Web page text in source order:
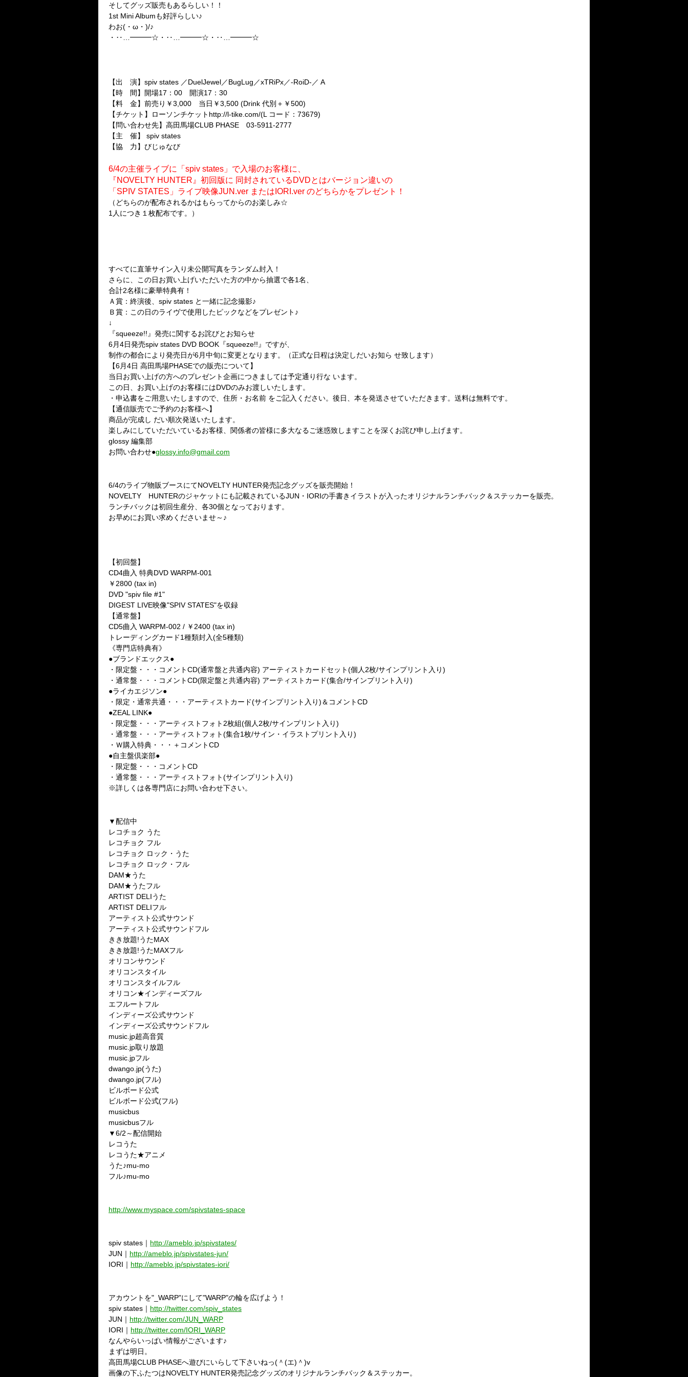
そしてグッズ販売もあるらしい！！
1st Mini Albumも好評らしい♪
わお(・ω・)/♪
・‥…━━━☆・‥…━━━☆・‥…━━━☆
【出 演】spiv states ／DuelJewel／BugLug／xTRiPx／-RoiD-／ A
【時 間】開場17：00 開演17：30
【料 金】前売り￥3,000 当日￥3,500 (Drink 代別＋￥500)
【チケット】ローソンチケットhttp://l-tike.com/(L コード：73679)
【問い合わせ先】高田馬場CLUB PHASE 03-5911-2777
【主 催】 spiv states
【協 力】びじゅなび
6/4の主催ライブに「spiv states」で入場のお客様に、
『NOVELTY HUNTER』初回版に 同封されているDVDとはバージョン違いの
「SPIV STATES」ライブ映像JUN.ver またはIORI.ver のどちらかをプレゼント！
（どちらのが配布されるかはもらってからのお楽しみ☆
1人につき１枚配布です。）
すべてに直筆サイン入り未公開写真をランダム封入！
さらに、この日お買い上げいただいた方の中から抽選で各1名、
合計2名様に豪華特典有！
Ａ賞：終演後、spiv states と一緒に記念撮影♪
Ｂ賞：この日のライヴで使用したピックなどをプレゼント♪
↓
『squeeze!!』発売に関するお詫びとお知らせ
6月4日発売spiv states DVD BOOK『squeeze!!』ですが、
制作の都合により発売日が6月中旬に変更となります。（正式な日程は決定しだいお知ら せ致します）
【6月4日 高田馬場PHASEでの販売について】
当日お買い上げの方へのプレゼント企画につきましては予定通り行な います。
この日、お買い上げのお客様にはDVDのみお渡しいたします。
・申込書をご用意いたしますので、住所・お名前 をご記入ください。後日、本を発送させていただきます。送料は無料です。
【通信販売でご予約のお客様へ】
商品が完成し だい順次発送いたします。
楽しみにしていただいているお客様、関係者の皆様に多大なるご迷惑致しますことを深くお詫び申し上げます。
glossy 編集部
お問い合わせ●glossy.info@gmail.com
6/4のライブ物販ブースにてNOVELTY HUNTER発売記念グッズを販売開始！
NOVELTY HUNTERのジャケットにも記載されているJUN・IORIの手書きイラストが入ったオリジナルランチバック＆ステッカーを販売。
ランチバックは初回生産分、各30個となっております。
お早めにお買い求めくださいませ～♪
【初回盤】
CD4曲入 特典DVD WARPM-001
￥2800 (tax in)
DVD "spiv file #1"
DIGEST LIVE映像"SPIV STATES"を収録
【通常盤】
CD5曲入 WARPM-002 / ￥2400 (tax in)
トレーディングカード1種類封入(全5種類)
《専門店特典有》
●ブランドエックス●
・限定盤・・・コメントCD(通常盤と共通内容) アーティストカードセット(個人2枚/サインプリント入り)
・通常盤・・・コメントCD(限定盤と共通内容) アーティストカード(集合/サインプリント入り)
●ライカエジソン●
・限定・通常共通・・・アーティストカード(サインプリント入り)＆コメントCD
●ZEAL LINK●
・限定盤・・・アーティストフォト2枚組(個人2枚/サインプリント入り)
・通常盤・・・アーティストフォト(集合1枚/サイン・イラストプリント入り)
・Ｗ購入特典・・・＋コメントCD
●自主盤倶楽部●
・限定盤・・・コメントCD
・通常盤・・・アーティストフォト(サインプリント入り)
※詳しくは各専門店にお問い合わせ下さい。
▼配信中
レコチョク うた
レコチョク フル
レコチョク ロック・うた
レコチョク ロック・フル
DAM★うた
DAM★うたフル
ARTIST DELIうた
ARTIST DELIフル
アーティスト公式サウンド
アーティスト公式サウンドフル
きき放題!うたMAX
きき放題!うたMAXフル
オリコンサウンド
オリコンスタイル
オリコンスタイルフル
オリコン★インディーズフル
エフルートフル
インディーズ公式サウンド
インディーズ公式サウンドフル
music.jp超高音質
music.jp取り放題
music.jpフル
dwango.jp(うた)
dwango.jp(フル)
ビルボード公式
ビルボード公式(フル)
musicbus
musicbusフル
▼6/2～配信開始
レコうた
レコうた★アニメ
うた♪mu-mo
フル♪mu-mo
http://www.myspace.com/spivstates-space
spiv states｜ http://ameblo.jp/spivstates/
JUN｜ http://ameblo.jp/spivstates-jun/
IORI｜ http://ameblo.jp/spivstates-iori/
アカウントを"_WARP"にして"WARP"の輪を広げよう！
spiv states｜ http://twitter.com/spiv_states
JUN｜ http://twitter.com/JUN_WARP
IORI｜ http://twitter.com/IORI_WARP
なんやらいっぱい情報がございます♪
まずは明日。
高田馬場CLUB PHASEへ遊びにいらして下さいねっ(＾(エ)＾)v
画像の下ふたつはNOVELTY HUNTER発売記念グッズのオリジナルランチバック＆ステッカー。